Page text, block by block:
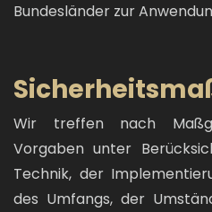
Bundesländer zur
Wir treffen nach
Vorgaben unter
Technik, der
des Umfangs, der